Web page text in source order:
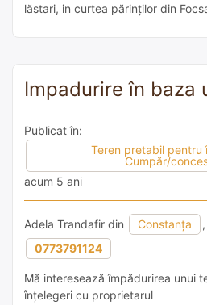
lăstari, in curtea părinților din
Impadurire în baza
Publicat în:
Teren pretabil pentru
Cumpăr/
acum 5 ani
Adela Trandafir din Constanța ,
0773791124
Mă interesează împădurirea unui
înțelegeri cu proprietarul